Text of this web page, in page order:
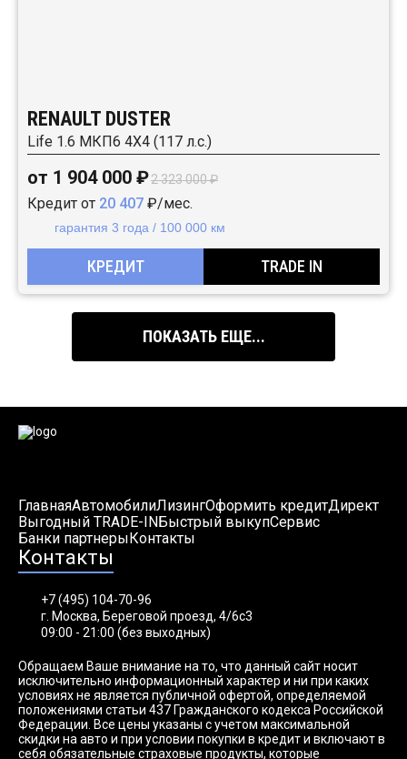
RENAULT DUSTER
Life 1.6 МКП6 4Х4 (117 л.с.)
от 1 904 000 ₽2 323 000 ₽
Кредит от 20 407 ₽/мес.
гарантия 3 года / 100 000 км
КРЕДИТ TRADE IN
ПОКАЗАТЬ ЕЩЕ...
ГлавнаяАвтомобилиЛизингОформить кредитДирект
Выгодный TRADE-INБыстрый выкупСервис
Банки партнерыКонтакты
Контакты
+7 (495) 104-70-96
г. Москва, Береговой проезд, 4/6с3
09:00 - 21:00 (без выходных)
Обращаем Ваше внимание на то, что данный сайт носит
исключительно информационный характер и ни при каких
условиях не является публичной офертой, определяемой
положениями статьи 437 Гражданского кодекса Российской
Федерации. Все цены указаны с учетом максимальной
скидки на авто и при условии покупки в кредит и включают в
себя обязательные страховые продукты, которые